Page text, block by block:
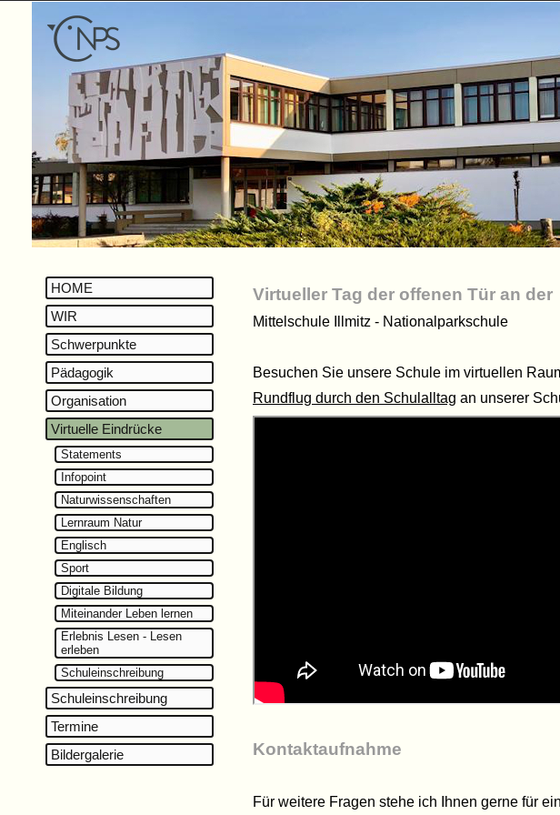
HOME
WIR
Schwerpunkte
Pädagogik
Organisation
Virtuelle Eindrücke
Statements
Infopoint
Naturwissenschaften
Lernraum Natur
Englisch
Sport
Digitale Bildung
Miteinander Leben lernen
Erlebnis Lesen - Lesen
erleben
Schuleinschreibung
Schuleinschreibung
Termine
Bildergalerie
Virtueller Tag der offenen Tür an der
Mittelschule Illmitz - Nationalparkschule
Besuchen Sie unsere Schule im virtuellen
Rundflug durch den Schulalltag an unserer
Kontaktaufnahme
Für weitere Fragen stehe ich Ihnen gerne für